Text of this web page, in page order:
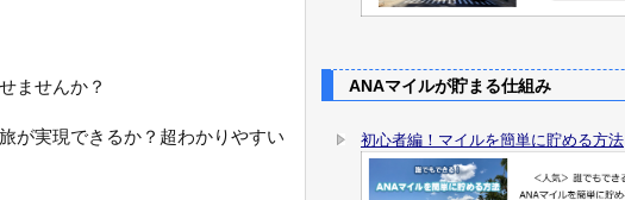
ませんか？
が実現できるか？超わかりやすい
ANAマイルが貯まる仕組み
初心者編！マイルを簡単に貯める方法